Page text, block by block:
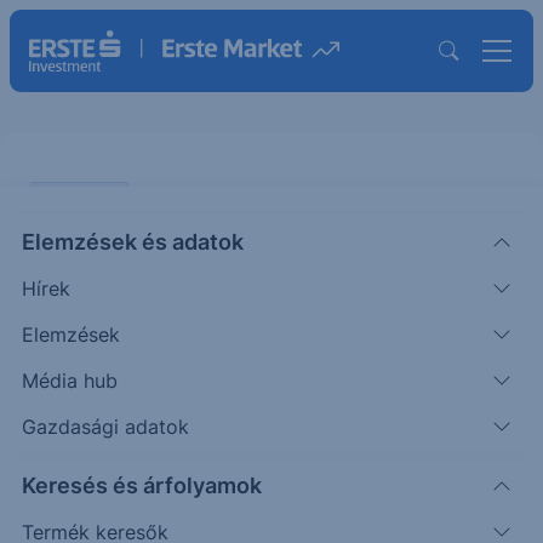
Elemzések és adatok
Hírek
Elemzések
Média hub
Gazdasági adatok
Keresés és árfolyamok
Termék keresők
különadóit
A hatás vegyes a MOL-ra nézve A magyar
kormány tegnap este rendeletben változtatott a